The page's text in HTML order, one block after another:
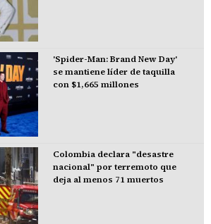
'Spider-Man: Brand New Day'
se mantiene líder de taquilla
con $1,665 millones
Colombia declara "desastre
nacional" por terremoto que
deja al menos 71 muertos